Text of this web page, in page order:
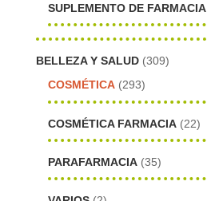
SUPLEMENTO DE FARMACIA
BELLEZA Y SALUD (309)
COSMÉTICA (293)
COSMÉTICA FARMACIA (22)
PARAFARMACIA (35)